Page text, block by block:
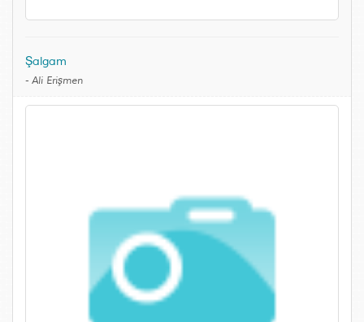
Şalgam
- Ali Erişmen